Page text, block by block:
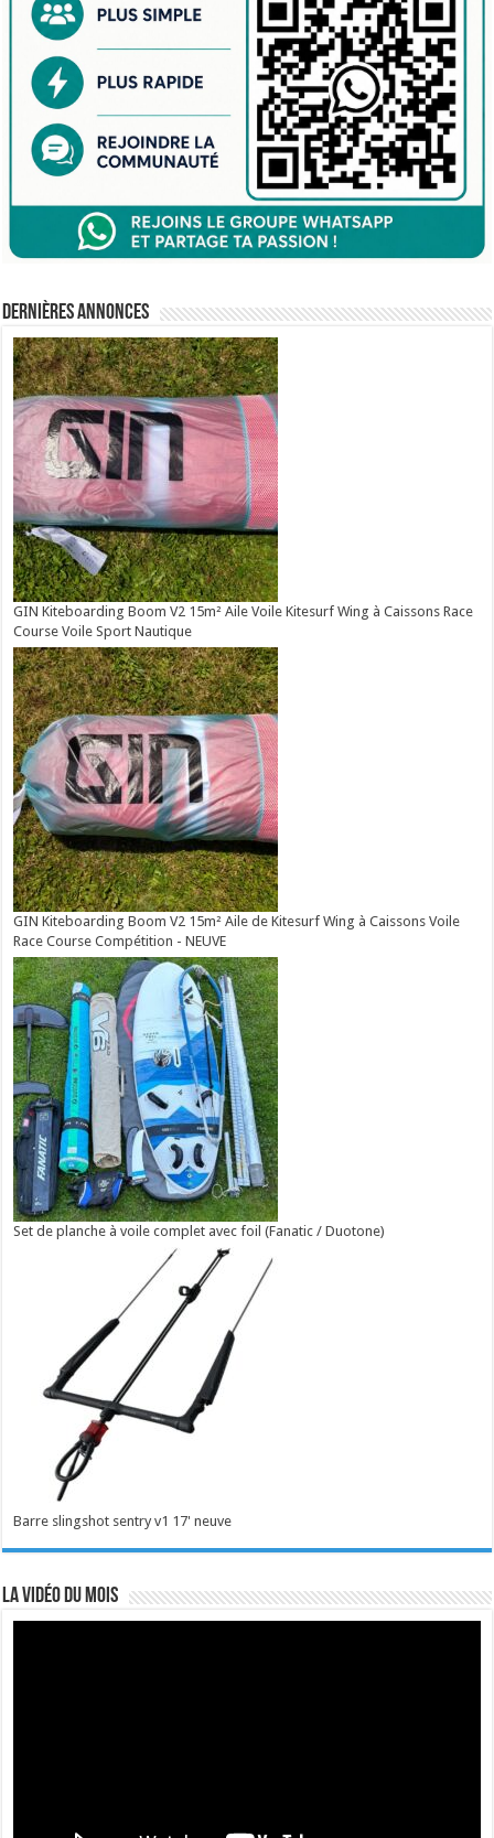
Dernières annonces
GIN Kiteboarding Boom V2 15m² Aile Voile Kitesurf Wing à Caissons Race
Course Voile Sport Nautique
GIN Kiteboarding Boom V2 15m² Aile de Kitesurf Wing à Caissons Voile
Race Course Compétition - NEUVE
Set de planche à voile complet avec foil (Fanatic / Duotone)
Barre slingshot sentry v1 17' neuve
La vidéo du mois